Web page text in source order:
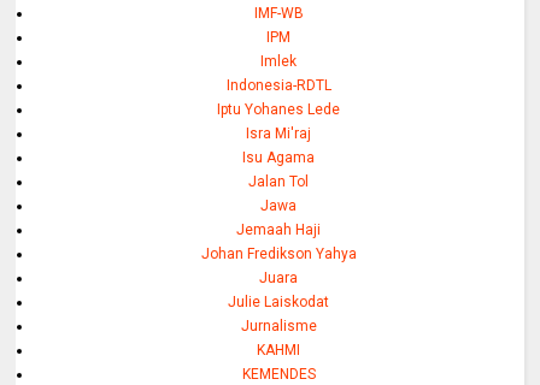
IMF-WB
IPM
Imlek
Indonesia-RDTL
Iptu Yohanes Lede
Isra Mi'raj
Isu Agama
Jalan Tol
Jawa
Jemaah Haji
Johan Fredikson Yahya
Juara
Julie Laiskodat
Jurnalisme
KAHMI
KEMENDES